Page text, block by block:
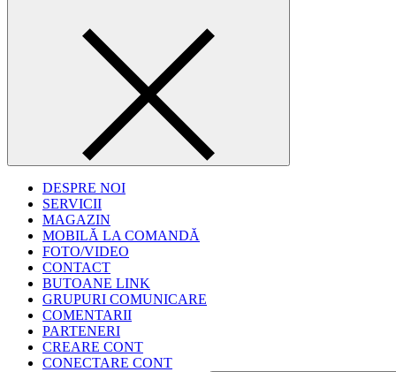
DESPRE NOI
SERVICII
MAGAZIN
MOBILĂ LA COMANDĂ
FOTO/VIDEO
CONTACT
BUTOANE LINK
GRUPURI COMUNICARE
COMENTARII
PARTENERI
CREARE CONT
CONECTARE CONT